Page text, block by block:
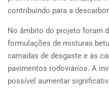
contribuindo para a
No âmbito do projeto foram
formulações de misturas
camadas de desgaste e às
pavimentos rodoviários. A
possível aumentar